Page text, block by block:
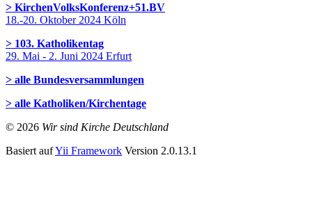
> KirchenVolksKonferenz+51.BV
18.-20. Oktober 2024 Köln
> 103. Katholikentag
29. Mai - 2. Juni 2024 Erfurt
> alle Bundesversammlungen
> alle Katholiken/Kirchentage
© 2026 Wir sind Kirche Deutschland
Basiert aufYii Framework Version 2.0.13.1